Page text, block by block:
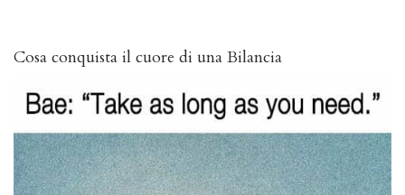
Cosa conquista il cuore di una Bilancia